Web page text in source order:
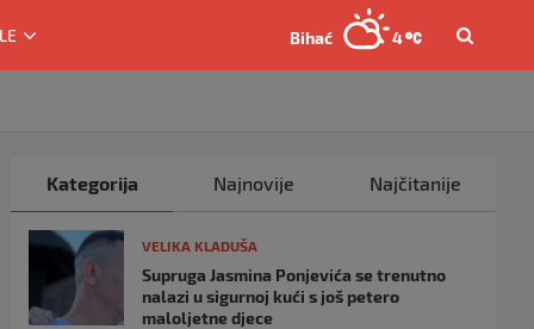
Bihać 4
Kategorija Najnovije Najčitanije
VELIKA KLADUŠA
Supruga Jasmina Ponjevića se trenutno
nalazi u sigurnoj kući s još petero
maloljetne djece